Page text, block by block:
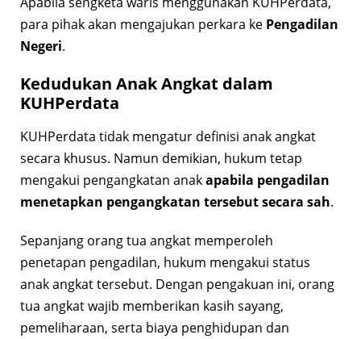
para pihak akan mengajukan perkara ke Pengadilan
Negeri.
Kedudukan Anak Angkat dalam
KUHPerdata
KUHPerdata tidak mengatur definisi anak angkat
secara khusus. Namun demikian, hukum tetap
mengakui pengangkatan anakapabila pengadilan
menetapkan pengangkatan tersebut secara sah.
Sepanjang orang tua angkat memperoleh
penetapan pengadilan, hukum mengakui status
anak angkat tersebut. Dengan pengakuan ini, orang
tua angkat wajib memberikan kasih sayang,
pemeliharaan, serta biaya penghidupan dan